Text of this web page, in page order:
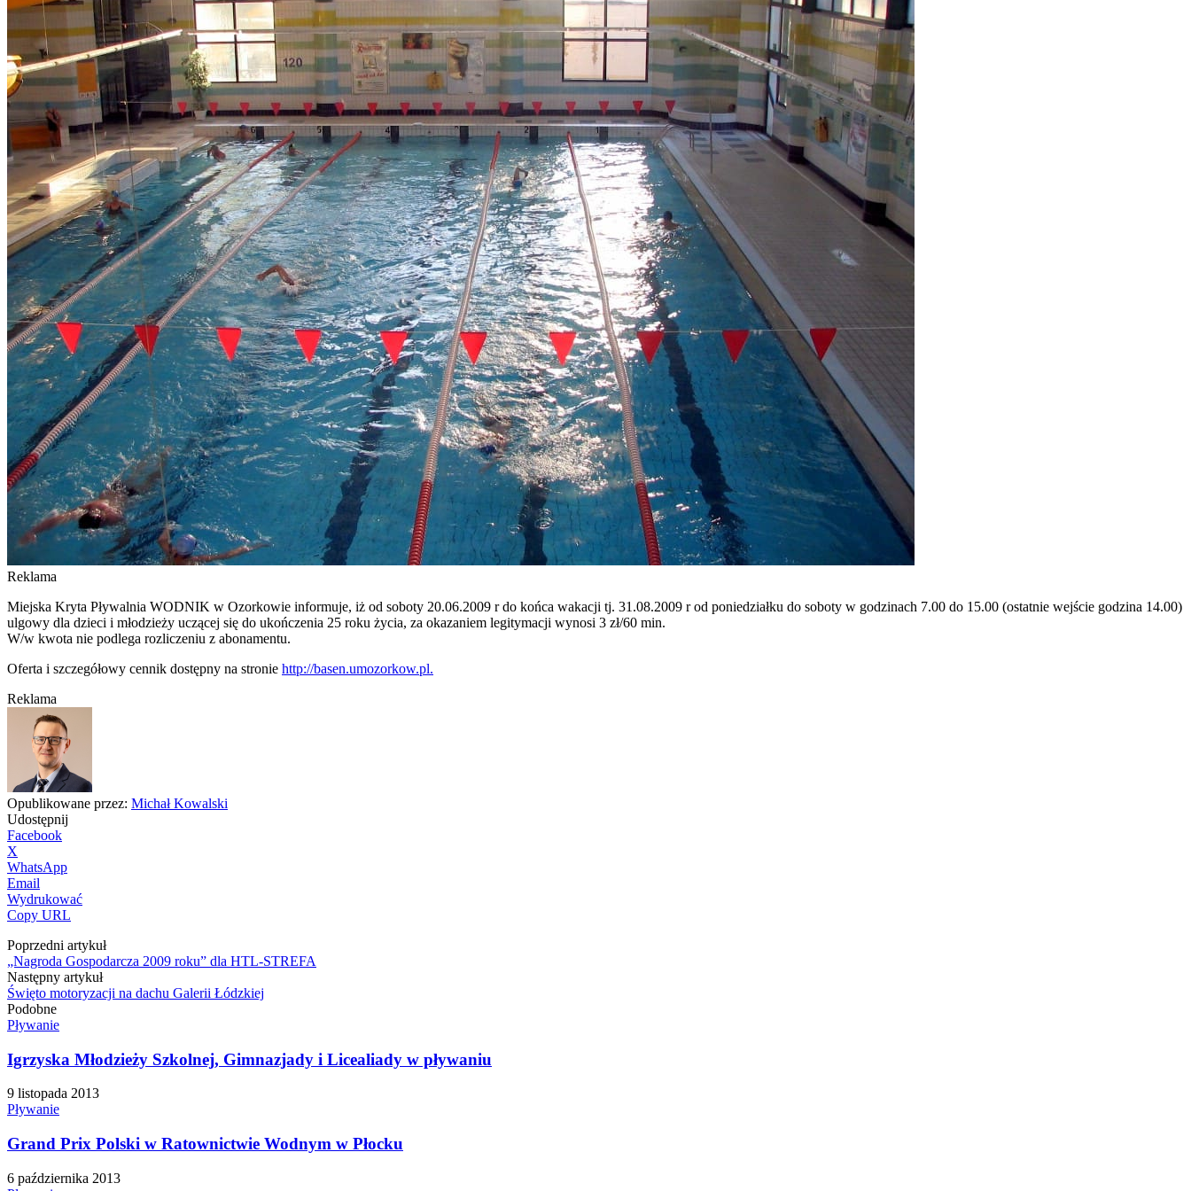
Reklama
Miejska Kryta Pływalnia WODNIK w Ozorkowie informuje, iż od soboty 20.06.2009 r do końca wakacji tj. 31.08.2009 r od poniedziałku do soboty w godzinach 7.00 do 15.00 (ostatnie wejście godzina 14.00)
ulgowy dla dzieci i młodzieży uczącej się do ukończenia 25 roku życia, za okazaniem legitymacji wynosi 3 zł/60 min.
W/w kwota nie podlega rozliczeniu z abonamentu.
Oferta i szczegółowy cennik dostępny na stronie http://basen.umozorkow.pl.
Reklama
Opublikowane przez: Michał Kowalski
Udostępnij
Facebook
X
WhatsApp
Email
Wydrukować
Copy URL
Poprzedni artykuł
„Nagroda Gospodarcza 2009 roku” dla HTL-STREFA
Następny artykuł
Święto motoryzacji na dachu Galerii Łódzkiej
Podobne
Pływanie
Igrzyska Młodzieży Szkolnej, Gimnazjady i Licealiady w pływaniu
9 listopada 2013
Pływanie
Grand Prix Polski w Ratownictwie Wodnym w Płocku
6 października 2013